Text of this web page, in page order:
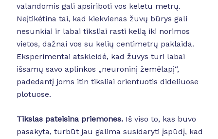
valandomis gali apsiriboti vos keletu metrų.
Neįtikėtina tai, kad kiekvienas žuvų būrys gali
nesunkiai ir labai tiksliai rasti kelią iki norimos
vietos, dažnai vos su kelių centimetrų paklaida.
Eksperimentai atskleidė, kad žuvys turi labai
išsamų savo aplinkos „neuroninį žemėlapį“,
padedantį joms itin tiksliai orientuotis dideliuose
plotuose.
Tikslas pateisina priemones. Iš viso to, kas buvo
pasakyta, turbūt jau galima susidaryti įspūdį, kad